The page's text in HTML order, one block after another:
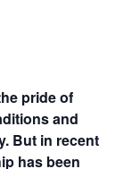
pride of
and
But in recent
has been